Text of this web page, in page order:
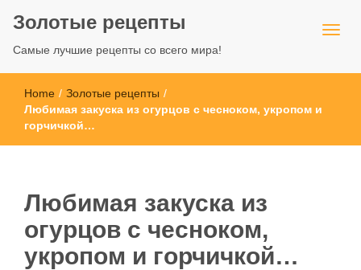
Золотые рецепты
Самые лучшие рецепты со всего мира!
Home / Золотые рецепты /
Любимая закуска из огурцов с чесноком, укропом и
горчичкой…
Любимая закуска из
огурцов с чесноком,
укропом и горчичкой…